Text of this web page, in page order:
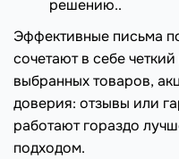
решению..
Эффективные письма
сочетают в себе
выбранных товаров,
доверия: отзывы или
работают гораздо
подходом.